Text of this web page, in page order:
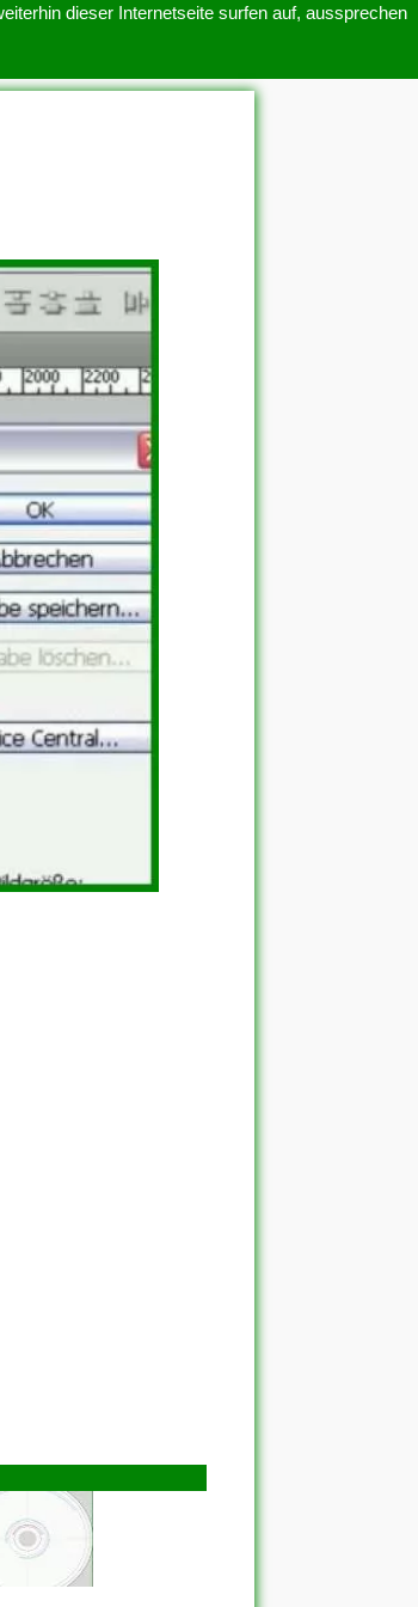
dieser Internetseite surfen auf, aussprechen